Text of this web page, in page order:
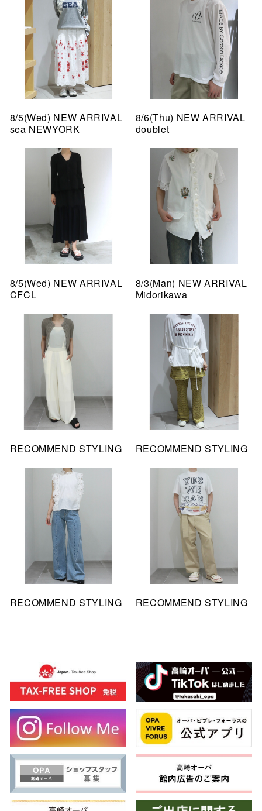
8/5(Wed) NEW ARRIVAL
sea NEWYORK
8/6(Thu) NEW ARRIVAL
doublet
8/5(Wed) NEW ARRIVAL
CFCL
8/3(Man) NEW ARRIVAL
Midorikawa
RECOMMEND STYLING RECOMMEND STYLING
RECOMMEND STYLING RECOMMEND STYLING